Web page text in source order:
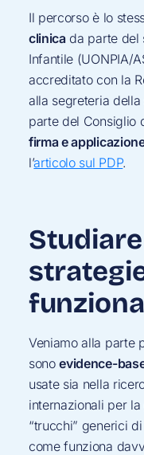
Il percorso è lo
clinicada parte del
Infantile (UONPIA/
accreditato con la
alla segreteria della
parte del Consiglio
firma e
l’articolo sul PDP.
Studiare
Veniamo alla parte
sonoevidence-
usate sia nella
internazionali per la
“trucchi” generici
come funziona